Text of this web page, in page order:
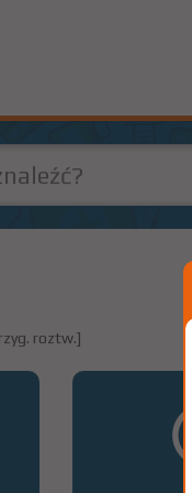
roztw.]